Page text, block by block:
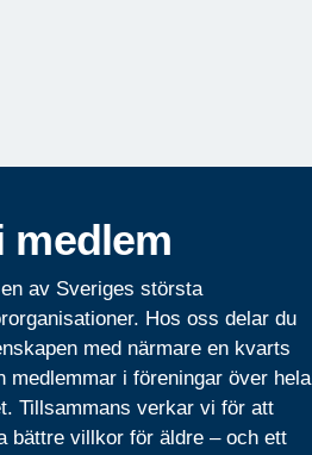
medlem
av Sveriges största
Hos oss delar du
med närmare en kvarts
medlemmar i föreningar över hela
Tillsammans verkar vi för att
bättre villkor för äldre – och ett